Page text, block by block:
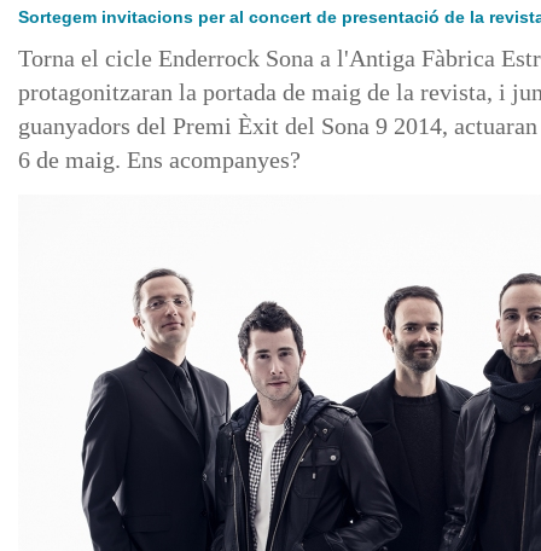
Sortegem invitacions per al concert de presentació de la
Torna el cicle Enderrock Sona a l'Antiga Fàbrica
protagonitzaran la portada de maig de la revista, i
guanyadors del Premi Èxit del Sona 9 2014,
6 de maig. Ens acompanyes?